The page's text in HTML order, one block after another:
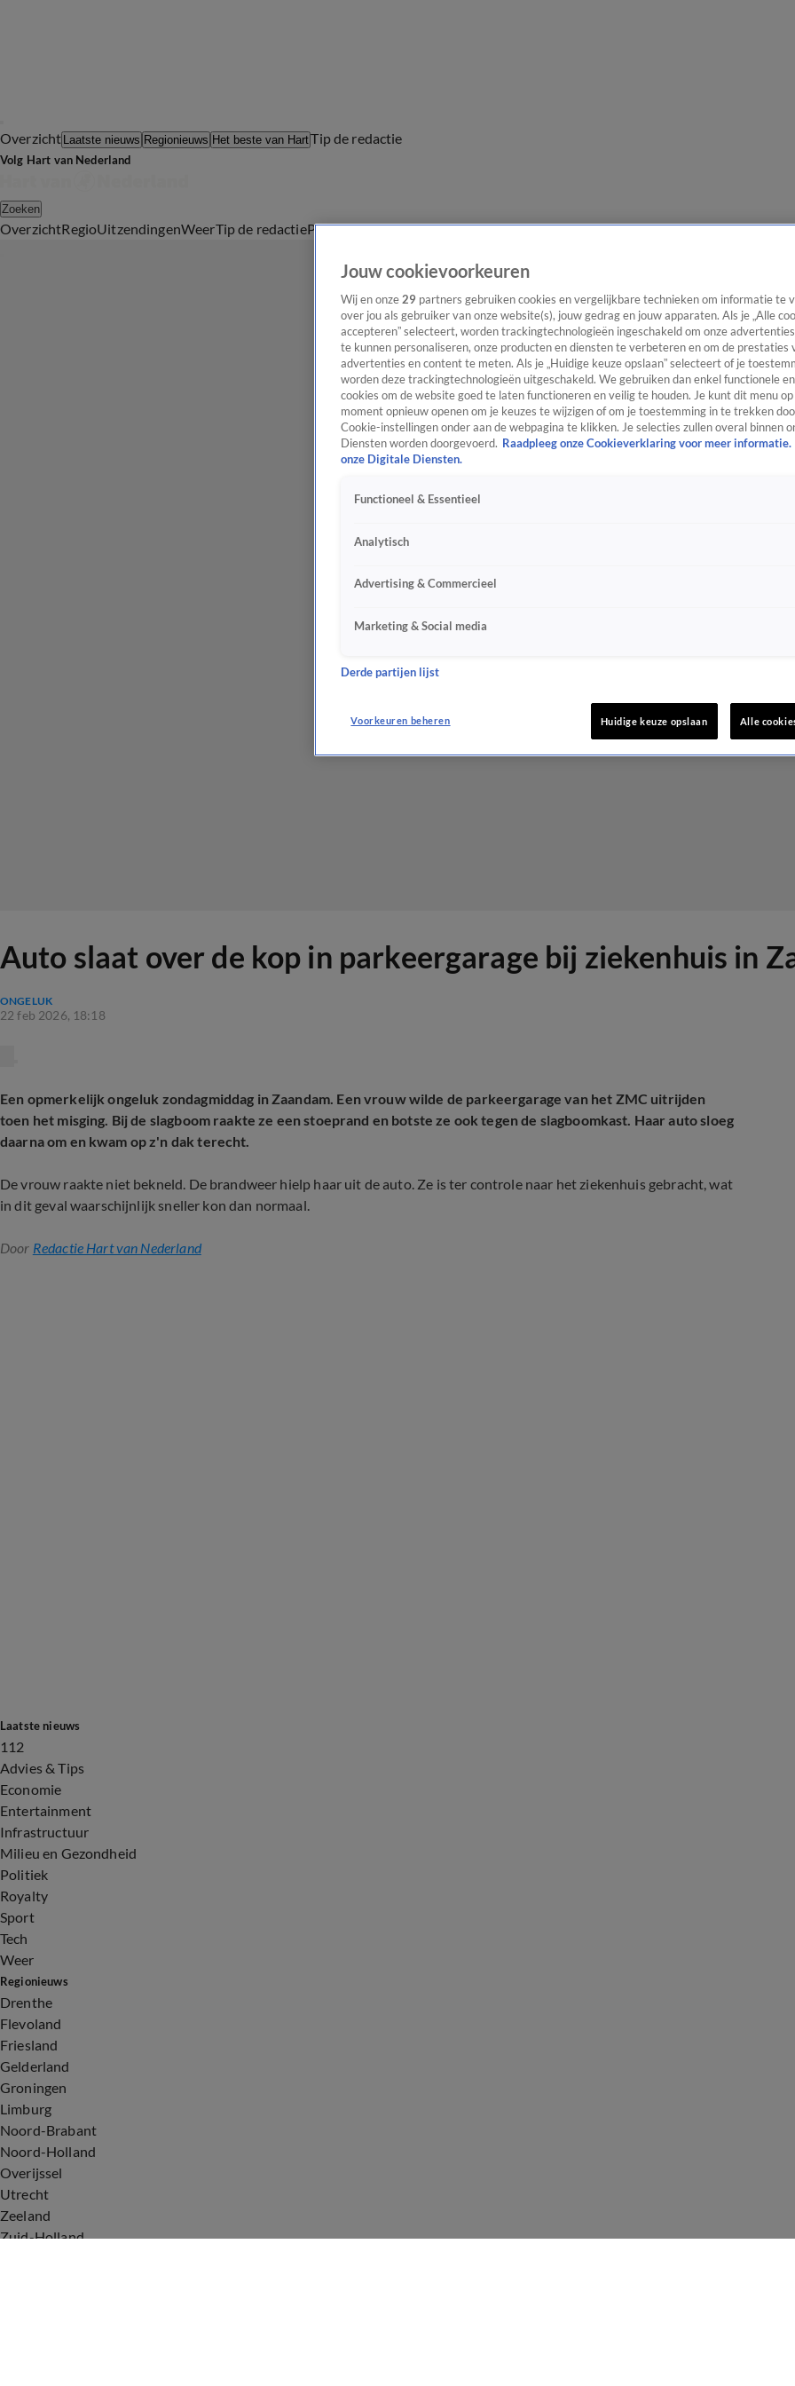
Overzicht Laatste nieuws Regionieuws Het beste van HartTip de redactie
Volg Hart van Nederland
Zoeken
OverzichtRegioUitzendingenWeerTip de redactiePanelVideo's
Auto slaat over de kop in parkeergarage bij ziekenhuis in
ONGELUK
22 feb 2026, 18:18
Een opmerkelijk ongeluk zondagmiddag in Zaandam. Een vrouw wilde de parkeergarage van het ZMC uitrijden
toen het misging. Bij de slagboom raakte ze een stoeprand en botste ze ook tegen de slagboomkast. Haar auto sloeg
daarna om en kwam op z'n dak terecht.
De vrouw raakte niet bekneld. De brandweer hielp haar uit de auto. Ze is ter controle naar het ziekenhuis gebracht, wat
in dit geval waarschijnlijk sneller kon dan normaal.
Door Redactie Hart van Nederland
Laatste nieuws
112
Advies & Tips
Economie
Entertainment
Infrastructuur
Milieu en Gezondheid
Politiek
Royalty
Sport
Tech
Weer
Regionieuws
Drenthe
Flevoland
Friesland
Gelderland
Groningen
Limburg
Noord-Brabant
Noord-Holland
Overijssel
Utrecht
Zeeland
Zuid-Holland
Jouw cookievoorkeuren
Wij en onze 29 partners gebruiken cookies en vergelijkbare technieken om informatie te
over jou als gebruiker van onze website(s), jouw gedrag en jouw apparaten. Als je „Alle
accepteren” selecteert, worden trackingtechnologieën ingeschakeld om onze
te kunnen personaliseren, onze producten en diensten te verbeteren en om de prestaties
advertenties en content te meten. Als je „Huidige keuze opslaan” selecteert of je
worden deze trackingtechnologieën uitgeschakeld. We gebruiken dan enkel functionele
cookies om de website goed te laten functioneren en veilig te houden. Je kunt dit menu
moment opnieuw openen om je keuzes te wijzigen of om je toestemming in te trekken
Cookie-instellingen onder aan de webpagina te klikken. Je selecties zullen overal binnen
Diensten worden doorgevoerd. Raadpleeg onze Cookieverklaring voor meer informatie.
onze Digitale Diensten.
Functioneel & Essentieel
Analytisch
Advertising & Commercieel
Marketing & Social media
Derde partijen lijst
Voorkeuren beheren Huidige keuze opslaan Alle